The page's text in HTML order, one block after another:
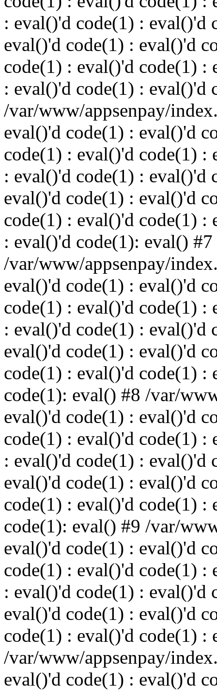
: eval()'d code(1) : eval()'d
eval()'d code(1) : eval()'d
code(1) : eval()'d code(1) :
: eval()'d code(1) : eval()'d
/var/www/appsenpay/
eval()'d code(1) : eval()'d
code(1) : eval()'d code(1) :
: eval()'d code(1) : eval()'d
eval()'d code(1) : eval()'d
code(1) : eval()'d code(1) :
: eval()'d code(1): eval() #7
/var/www/appsenpay/
eval()'d code(1) : eval()'d
code(1) : eval()'d code(1) :
: eval()'d code(1) : eval()'d
eval()'d code(1) : eval()'d
code(1) : eval()'d code(1) :
code(1): eval() #8 /var/
eval()'d code(1) : eval()'d
code(1) : eval()'d code(1) :
: eval()'d code(1) : eval()'d
eval()'d code(1) : eval()'d
code(1) : eval()'d code(1) :
code(1): eval() #9 /var/
eval()'d code(1) : eval()'d
code(1) : eval()'d code(1) :
: eval()'d code(1) : eval()'d
eval()'d code(1) : eval()'d
code(1) : eval()'d code(1) :
/var/www/appsenpay/
eval()'d code(1) : eval()'d